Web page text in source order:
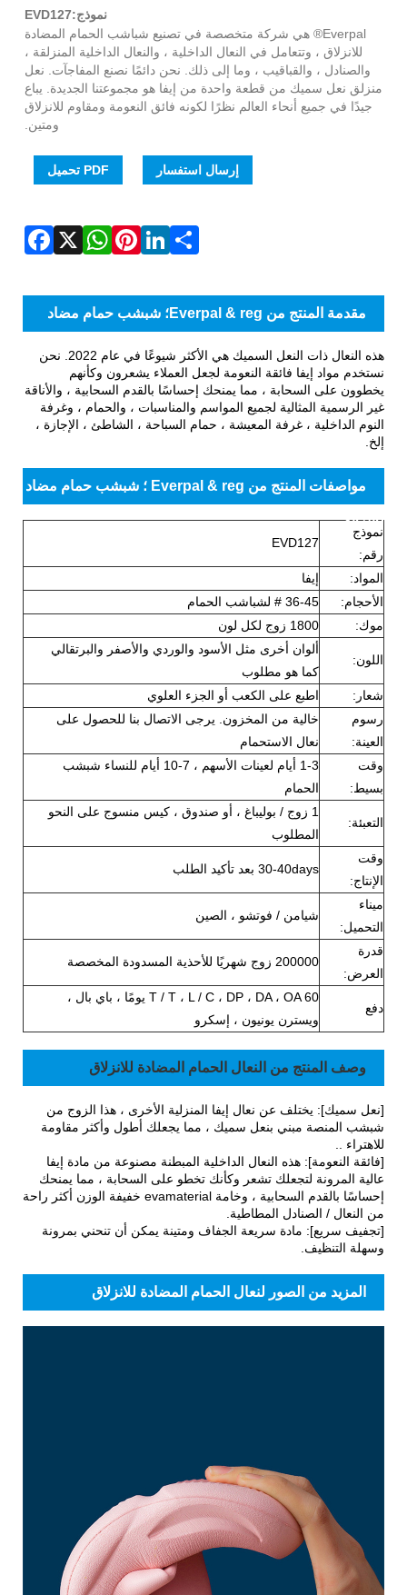
نموذج:EVD127
Everpal® هي شركة متخصصة في تصنيع شباشب الحمام المضادة
للانزلاق ، وتتعامل في النعال الداخلية ، والنعال الداخلية المنزلقة ،
والصنادل ، والقباقيب ، وما إلى ذلك. نحن دائمًا نصنع المفاجآت. نعل
منزلق نعل سميك من قطعة واحدة من إيفا هو مجموعتنا الجديدة. يباع
جيدًا في جميع أنحاء العالم نظرًا لكونه فائق النعومة ومقاوم للانزلاق
ومتين.
إرسال استفسار PDF تحميل
مقدمة المنتج من Everpal & reg؛ شبشب حمام مضاد
للانزلاق
هذه النعال ذات النعل السميك هي الأكثر شيوعًا في عام 2022. نحن
نستخدم مواد إيفا فائقة النعومة لجعل العملاء يشعرون وكأنهم
يخطوون على السحابة ، مما يمنحك إحساسًا بالقدم السحابية ، والأناقة
غير الرسمية المثالية لجميع المواسم والمناسبات ، والحمام ، وغرفة
النوم الداخلية ، غرفة المعيشة ، حمام السباحة ، الشاطئ ، الإجازة ،
إلخ.
مواصفات المنتج من Everpal & reg ؛ شبشب حمام مضاد
للانزلاق
نموذج
رقم:
EVD127
المواد:
إيفا
الأحجام:
36-45 # لشباشب الحمام
موك:
1800 زوج لكل لون
اللون:
ألوان أخرى مثل الأسود والوردي والأصفر والبرتقالي
كما هو مطلوب
شعار:
اطبع على الكعب أو الجزء العلوي
رسوم
العينة:
خالية من المخزون. يرجى الاتصال بنا للحصول على
نعال الاستحمام
وقت
بسيط:
1-3 أيام لعينات الأسهم ، 7-10 أيام للنساء شبشب
الحمام
التعبئة:
1 زوج / بوليباغ ، أو صندوق ، كيس منسوج على النحو
المطلوب
وقت
الإنتاج:
30-40days بعد تأكيد الطلب
ميناء
التحميل:
شيامن / فوتشو ، الصين
قدرة
العرض:
200000 زوج شهريًا للأحذية المسدودة المخصصة
دفع
T / T ، L / C ، DP ، DA ، OA 60 يومًا ، باي بال ،
ويسترن يونيون ، إسكرو
وصف المنتج من النعال الحمام المضادة للانزلاق
[نعل سميك]: يختلف عن نعال إيفا المنزلية الأخرى ، هذا الزوج من
شبشب المنصة مبني بنعل سميك ، مما يجعلك أطول وأكثر مقاومة
للاهتراء ..
[فائقة النعومة]: هذه النعال الداخلية المبطنة مصنوعة من مادة إيفا
عالية المرونة لتجعلك تشعر وكأنك تخطو على السحابة ، مما يمنحك
إحساسًا بالقدم السحابية ، وخامة evamaterial خفيفة الوزن أكثر راحة
من النعال / الصنادل المطاطية.
[تجفيف سريع]: مادة سريعة الجفاف ومتينة يمكن أن تنحني بمرونة
وسهلة التنظيف.
المزيد من الصور لنعال الحمام المضادة للانزلاق